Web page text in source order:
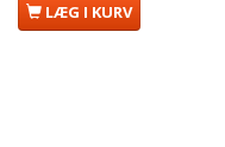
LÆG I KURV